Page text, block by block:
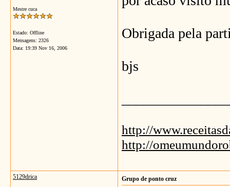
Mestre cuca
Estado: Offline
Mensagens: 2326
Data: 19:39 Nov 16, 2006
Obrigada pela
bjs
http://
http://
5129drica Grupo de ponto cruz